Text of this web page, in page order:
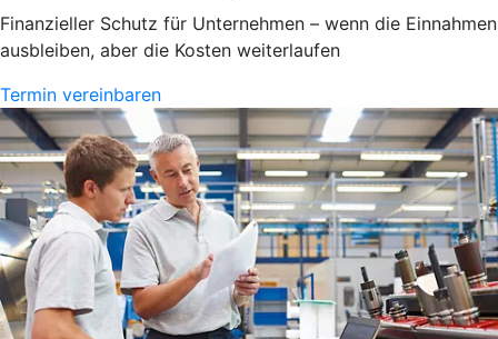
Finanzieller Schutz für Unternehmen – wenn die Einnahmen
ausbleiben, aber die Kosten weiterlaufen
Termin vereinbaren